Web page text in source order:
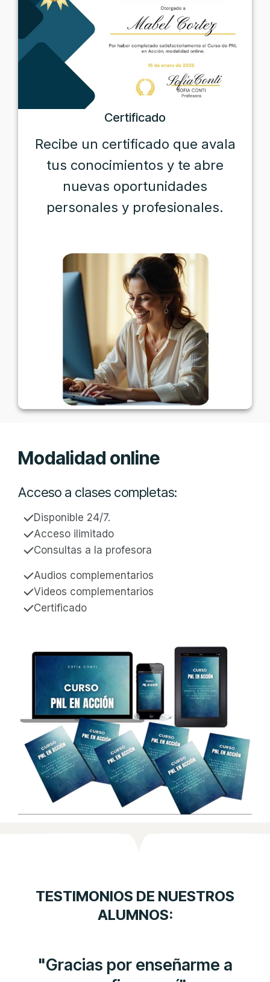
Certificado
Recibe un certificado que avala
tus conocimientos y te abre
nuevas oportunidades
personales y profesionales.
Modalidad online
Acceso a clases completas:
Disponible 24/7.
Acceso ilimitado
Consultas a la profesora
Audios complementarios
Videos complementarios
Certificado
TESTIMONIOS DE NUESTROS
ALUMNOS:
"Gracias por enseñarme a